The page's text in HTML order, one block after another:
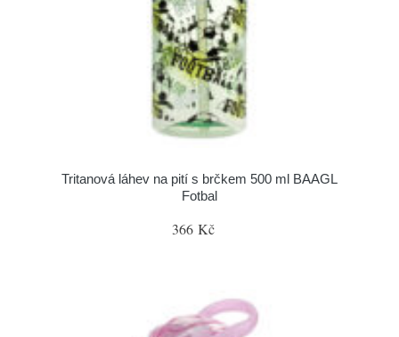
Tritanová láhev na pití s brčkem 500 ml BAAGL
Fotbal
366 Kč